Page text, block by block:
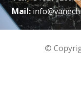
Mail:
©